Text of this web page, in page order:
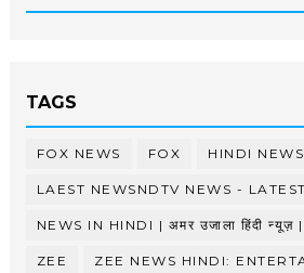
TAGS
FOX NEWS FOX HINDI NEWS
LAEST NEWSNDTV NEWS - LATEST
NEWS IN HINDI | अमर उजाला हिंदी
ZEE ZEE NEWS HINDI: